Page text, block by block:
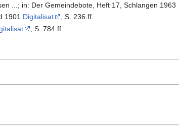
...; in: Der Gemeindebote, Heft 17, Schlangen 1963
1901 Digitalisat
, S. 236.ff.
, S. 784.ff.